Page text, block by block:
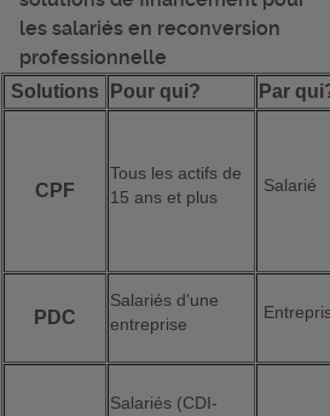
les salariés en reconversion
professionnelle
Solutions Pour qui? Par
CPF
Tous les actifs de
15 ans et plus
Salarié
PDC
Salariés d'une
entreprise
Salariés (CDI-